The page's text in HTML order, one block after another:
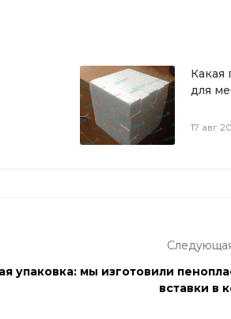
Какая
для
17 авг
упаковка: мы изготовили
вставки в